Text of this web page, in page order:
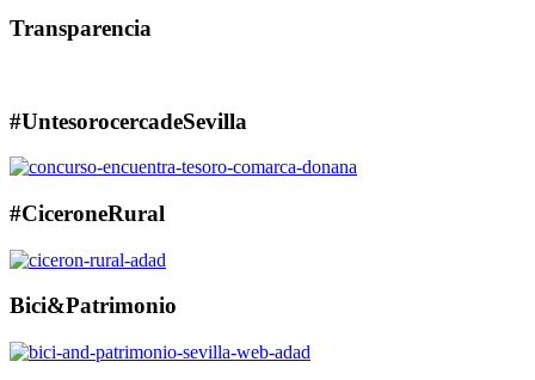
Transparencia
#UntesorocercadeSevilla
#CiceroneRural
Bici&Patrimonio